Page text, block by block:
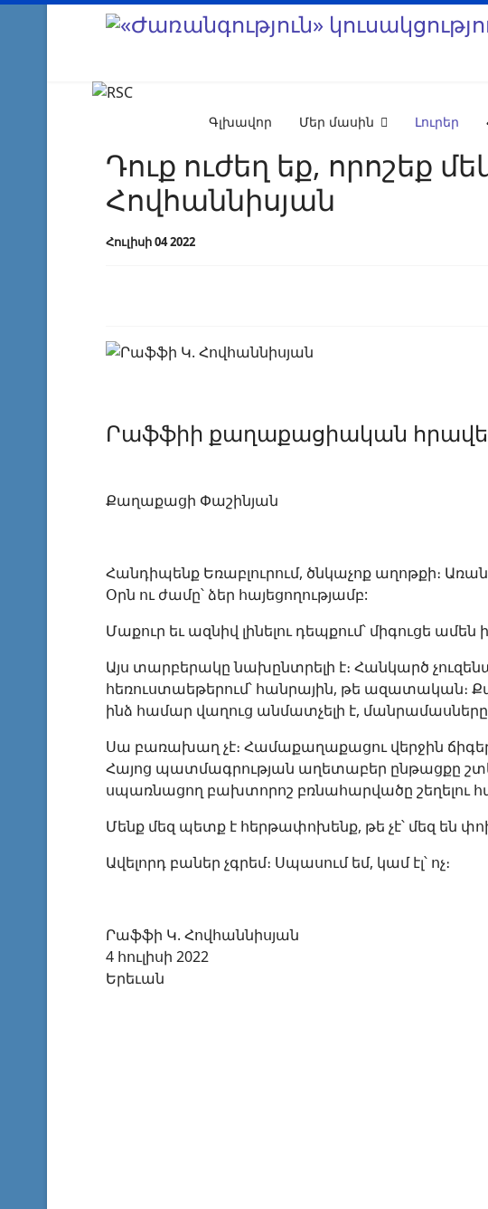
Գլխավոր Մեր մասին Լուրեր
Դուք ուժեղ եք, որոշեք
Հովհաննիսյան
Հուլիսի 04 2022
Րաֆֆիի քաղաքացիական
Քաղաքացի Փաշինյան
Հանդիպենք Եռաբլուրում, ծնկաչոք աղոթքի։
Օրն ու ժամը՝ ձեր հայեցողությամբ:
Մաքուր եւ ազնիվ լինելու դեպքում՝ միգուցե ամեն
Այս տարբերակը նախընտրելի է։ Հանկարծ
հեռուստաեթերում՝ հանրային, թե ազատական։
ինձ համար վաղուց անմատչելի է, մանրամասները
Սա բառախաղ չէ։ Համաքաղաքացու վերջին
Հայոց պատմագրության աղետաբեր ընթացքը
սպառնացող բախտորոշ բռնահարվածը շեղելու
Մենք մեզ պետք է հերթափոխենք, թե չէ՝ մեզ են
Ավելորդ բաներ չգրեմ։ Սպասում եմ, կամ էլ՝ ոչ։
Րաֆֆի Կ. Հովհաննիսյան
4 հուլիսի 2022
Երեւան